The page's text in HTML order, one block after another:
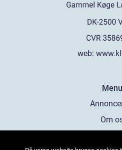
web:
Menu
Om